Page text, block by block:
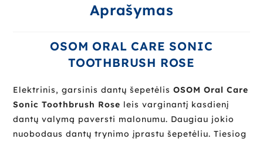
Aprašymas
OSOM ORAL CARE SONIC
TOOTHBRUSH ROSE
Elektrinis, garsinis dantų šepetėlisOSOM Oral Care
Sonic Toothbrush Rose leis varginantį kasdienį
dantų valymą paversti malonumu. Daugiau jokio
nuobodaus dantų trynimo įprastu šepetėliu. Tiesiog